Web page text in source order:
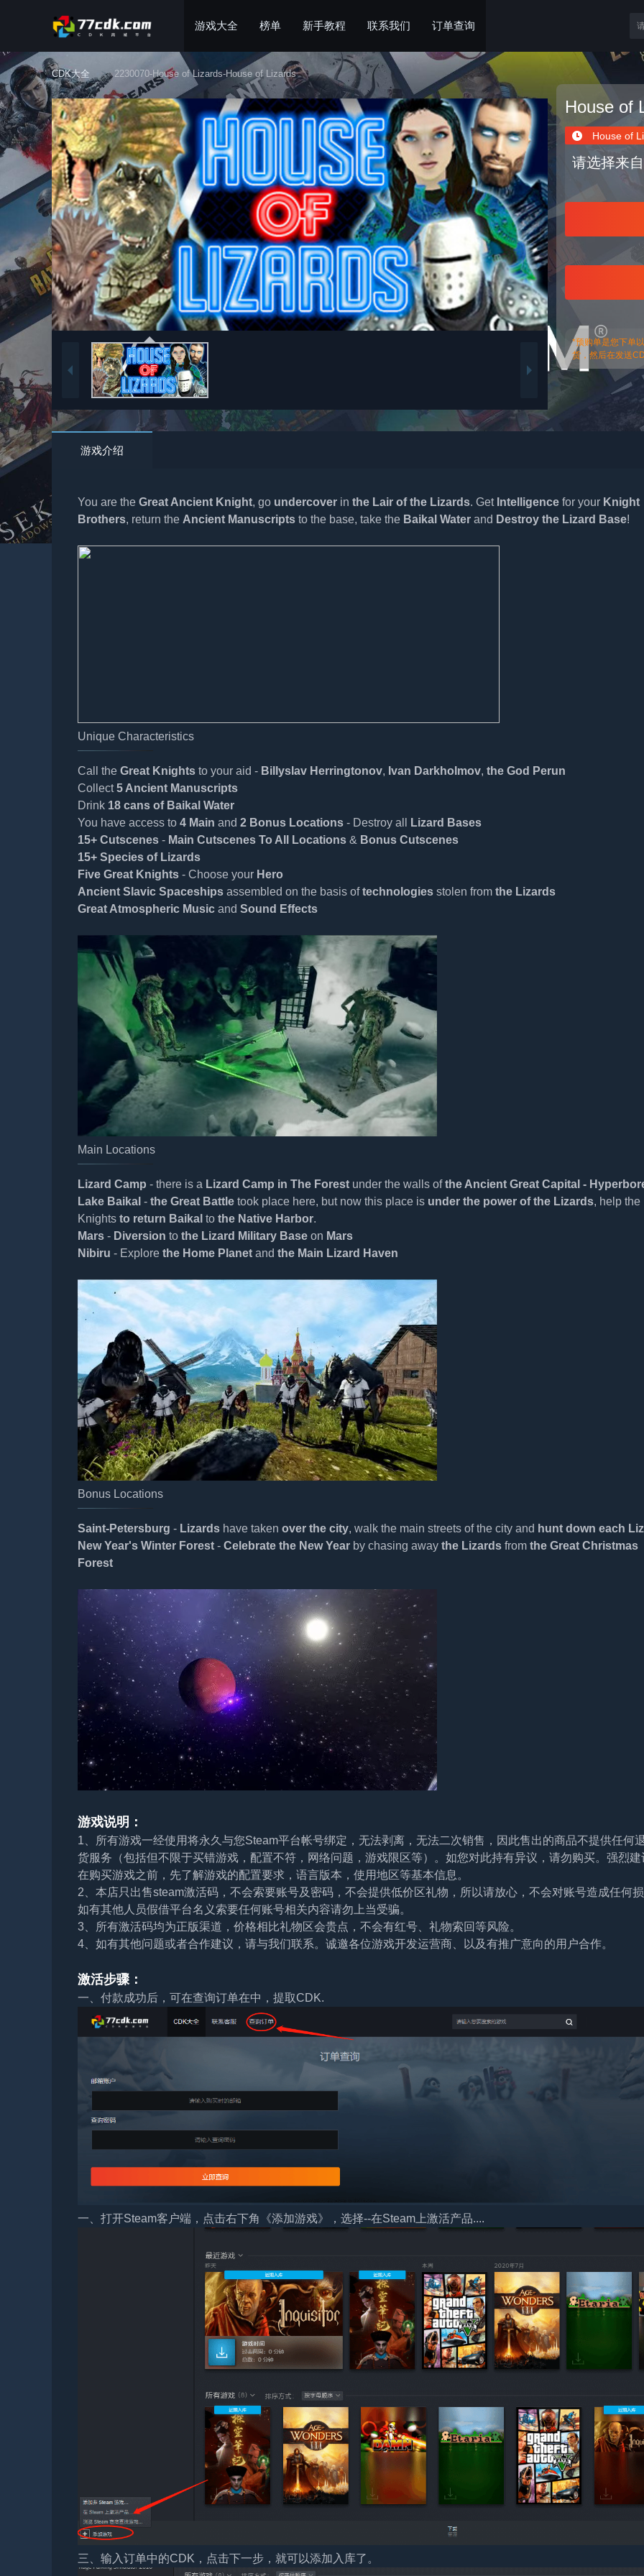
游戏大全 榜单 新手教程 联系我们 订单查询
CDK大全 2230070-House of Lizards-House of Lizards
House of
House of
请选择来
*预购单是您下单
货，然后在发送
游戏介绍
You are the Great Ancient Knight, go undercover in the Lair of the Lizards. Get Intelligence for your Knight
Brothers, return the Ancient Manuscriptsto the base, take the Baikal Waterand Destroy the Lizard Base!
Unique Characteristics
Call the Great Knightsto your aid - Billyslav Herringtonov, Ivan Darkholmov, the God Perun
Collect5 Ancient Manuscripts
Drink 18 cans of Baikal Water
You have access to 4 Main and 2 Bonus Locations- Destroy all
Lizard Bases
15+ Cutscenes- Main Cutscenes To All Locations& Bonus Cutscenes
15+ Species of Lizards
Five Great Knights- Choose your Hero
Ancient Slavic Spaceshipsassembled on the basis oftechnologies stolen from the Lizards
Great Atmospheric Musicand Sound Effects
Main Locations
Lizard Camp - there is a Lizard Camp in The Forestunder the walls ofthe Ancient Great Capital -
Lake Baikal - the Great Battletook place here, but now this place is under the power of the Lizards, help the
Knights to return Baikal to the Native Harbor.
Mars - Diversion to the Lizard Military Baseon Mars
Nibiru - Explore the Home Planetand the Main Lizard Haven
Bonus Locations
Saint-Petersburg - Lizards have taken over the city, walk the main streets of the city and hunt down each
New Year's Winter Forest- Celebrate the New Year by chasing awaythe Lizardsfrom the Great Christmas
Forest
游戏说明：
1、所有游戏一经使用将永久与您Steam平台帐号绑定，无法剥离，无法二次销售，因此售出的商品不提供任何
货服务（包括但不限于买错游戏，配置不符，网络问题，游戏限区等）。如您对此持有异议，请勿购买。强烈建
在购买游戏之前，先了解游戏的配置要求，语言版本，使用地区等基本信息。
2、本店只出售steam激活码，不会索要账号及密码，不会提供低价区礼物，所以请放心，不会对账号造成任何
如有其他人员假借平台名义索要任何账号相关内容请勿上当受骗。
3、所有激活码均为正版渠道，价格相比礼物区会贵点，不会有红号、礼物索回等风险。
4、如有其他问题或者合作建议，请与我们联系。诚邀各位游戏开发运营商、以及有推广意向的用户合作。
激活步骤：
一、付款成功后，可在查询订单在中，提取CDK.
一、打开Steam客户端，点击右下角《添加游戏》，选择--在Steam上激活产品....
三、输入订单中的CDK，点击下一步，就可以添加入库了。